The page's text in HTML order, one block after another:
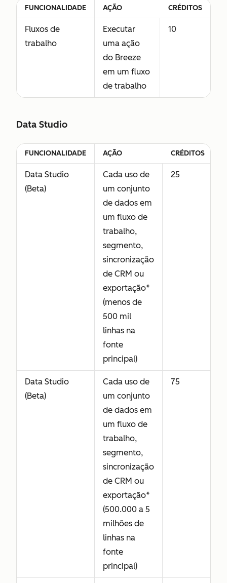
FUNCIONALIDADE AÇÃO CRÉDITOS
Fluxos de
trabalho
Executar
uma ação
do Breeze
em um fluxo
de trabalho
10
Data Studio
FUNCIONALIDADE AÇÃO CRÉDITOS
Data Studio
(Beta)
Cada uso de
um conjunto
de dados em
um fluxo de
trabalho,
segmento,
sincronização
de CRM ou
exportação*
(menos de
500 mil
linhas na
fonte
principal)
25
Data Studio
(Beta)
Cada uso de
um conjunto
de dados em
um fluxo de
trabalho,
segmento,
sincronização
de CRM ou
exportação*
(500.000 a 5
milhões de
linhas na
fonte
principal)
75